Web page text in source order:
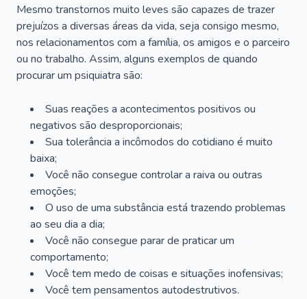
Mesmo transtornos muito leves são capazes de trazer
prejuízos a diversas áreas da vida, seja consigo mesmo,
nos relacionamentos com a família, os amigos e o parceiro
ou no trabalho. Assim, alguns exemplos de quando
procurar um psiquiatra são:
Suas reações a acontecimentos positivos ou
negativos são desproporcionais;
Sua tolerância a incômodos do cotidiano é muito
baixa;
Você não consegue controlar a raiva ou outras
emoções;
O uso de uma substância está trazendo problemas
ao seu dia a dia;
Você não consegue parar de praticar um
comportamento;
Você tem medo de coisas e situações inofensivas;
Você tem pensamentos autodestrutivos.